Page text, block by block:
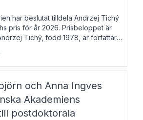
har beslutat tilldela Andrzej Tichý
pris för år 2026. Prisbeloppet är
Tichý, född 1978, är författare
Han debuterade 2005 med den
Sex liter l
och Anna Ingves
Akademiens
postdoktorala